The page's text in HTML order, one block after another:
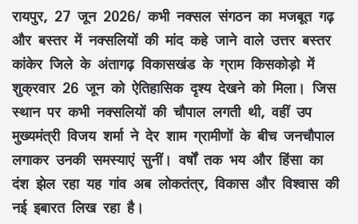
रायपुर, 27 जून 2026/कभीनक्सल संगठनका मजबूत गढ़
औरबस्तरमें नक्सलियों की मांद कहे जाने वालेउत्तर बस्तर
कांकेरजिले केअंतागढ़ विकासखंडके ग्रामकिसकोड़ोमें
शुक्रवार 26 जून को ऐतिहासिक दृश्य देखने को मिला। जिस
स्थान पर कभीनक्सलियों की चौपाललगती थी, वहींउप
मुख्यमंत्री विजय शर्माने देर शाम ग्रामीणों के बीचजनचौपाल
लगाकर उनकी समस्याएं सुनीं। वर्षों तकभय और हिंसाका
दंश झेल रहा यह गांव अबलोकतंत्र, विकास और विश्वासकी
नई इबारत लिख रहा है।